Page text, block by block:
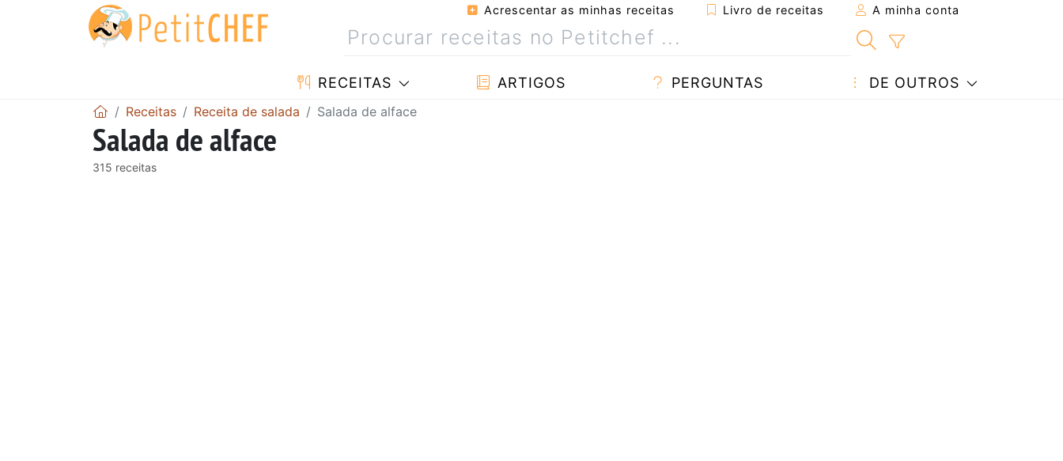
Acrescentar as minhas receitas Livro de receitas A minha conta
RECEITAS ARTIGOS PERGUNTAS DE OUTROS
Receitas Receita de salada Salada de alface
Salada de alface
315 receitas